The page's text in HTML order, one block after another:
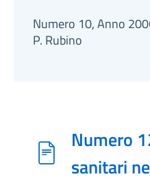
Numero 10, Anno
P. Rubino
Numero
sanitari